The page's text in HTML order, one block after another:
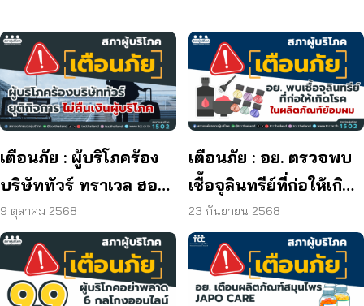
เตือนภัย : ผู้บริโภคร้อง
บริษัททัวร์ ทราเวล ฮอลิ
เดย์ ยุติกิจการ ไม่คืนเงิน
ผู้บริโภค
9 ตุลาคม 2568
เตือนภัย : อย. ตรวจพบ
เชื้อจุลินทรีย์ที่ก่อให้เกิด
โรค และพบแบคทีเรีย
ยีสต์ และรา เกิน
มาตรฐานกำหนด ใน
ผลิตภัณฑ์ย้อมผม
23 กันยายน 2568